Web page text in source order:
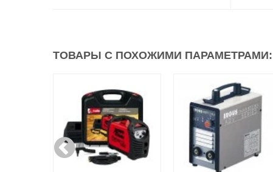
ТОВАРЫ С ПОХОЖИМИ ПАРАМЕТРАМИ: